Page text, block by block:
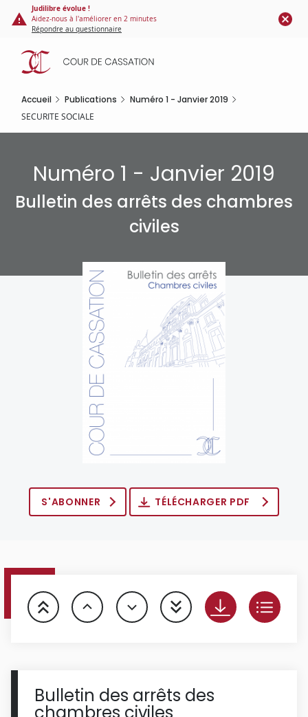
Panneau de gestion des cookies
contenu
principal
Judilibre évolue !
Aidez-nous à l'améliorer en 2 minutes
Répondre au questionnaire
Accueil Publications Numéro 1 - Janvier 2019
SECURITE SOCIALE
Numéro 1 - Janvier 2019
Bulletin des arrêts des chambres
civiles
S'ABONNER TÉLÉCHARGER PDF
Bulletin des arrêts des